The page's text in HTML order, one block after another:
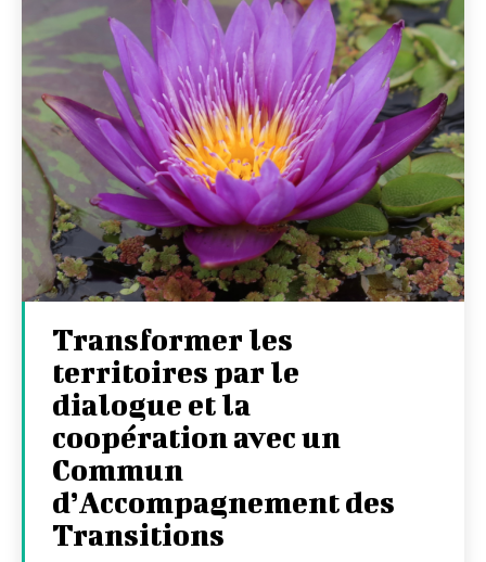
Transformer les
territoires par le
dialogue et la
coopération avec un
Commun
d’Accompagnement des
Transitions